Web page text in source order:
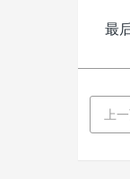
最
上